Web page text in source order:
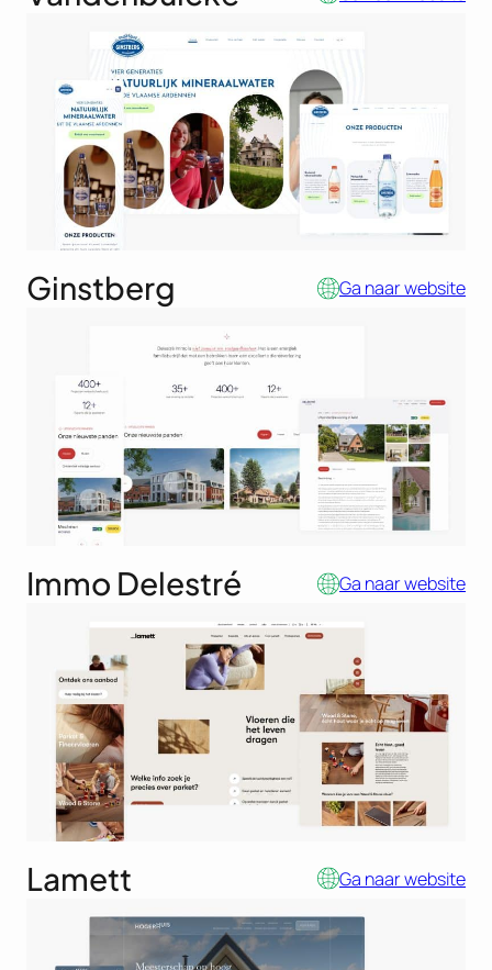
Ginstberg Ga naar website
Immo Delestré Ga naar website
Lamett Ga naar website